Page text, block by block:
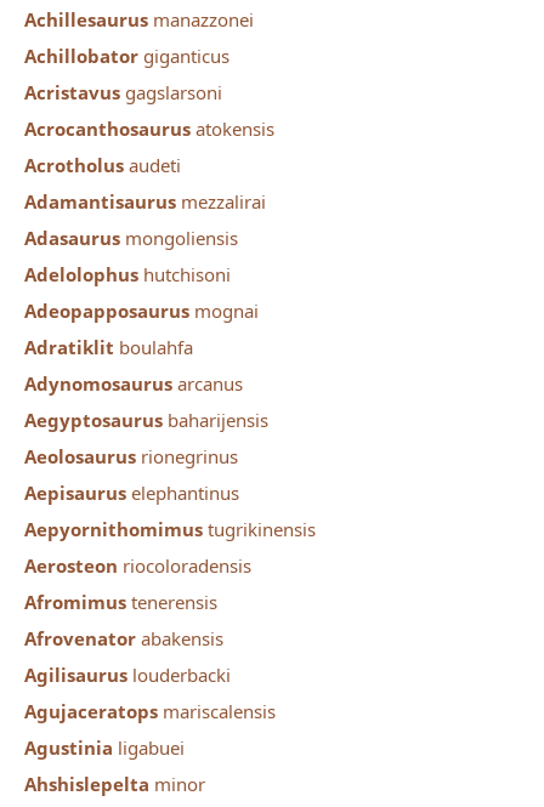
Achillesaurus manazzonei
Achillobator giganticus
Acristavus gagslarsoni
Acrocanthosaurus atokensis
Acrotholus audeti
Adamantisaurus mezzalirai
Adasaurus mongoliensis
Adelolophus hutchisoni
Adeopapposaurus mognai
Adratiklit boulahfa
Adynomosaurus arcanus
Aegyptosaurus baharijensis
Aeolosaurus rionegrinus
Aepisaurus elephantinus
Aepyornithomimus tugrikinensis
Aerosteon riocoloradensis
Afromimus tenerensis
Afrovenator abakensis
Agilisaurus louderbacki
Agujaceratops mariscalensis
Agustinia ligabuei
Ahshislepelta minor